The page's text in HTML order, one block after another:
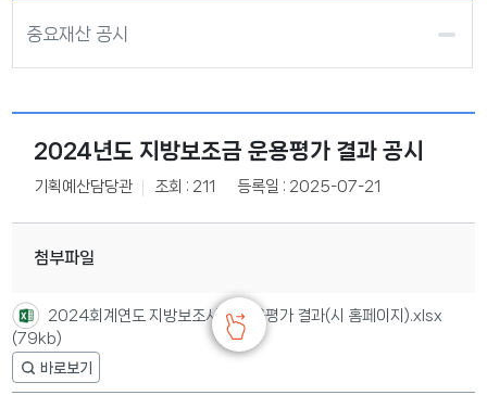
중요재산 공시
2024년도 지방보조금 운용평가 결과 공시
기획예산담당관 조회 : 211 등록일 : 2025-07-21
첨부파일
2024회계연도 지방보조사업 운용평가 결과(시 홈페이지).xlsx
(79kb)